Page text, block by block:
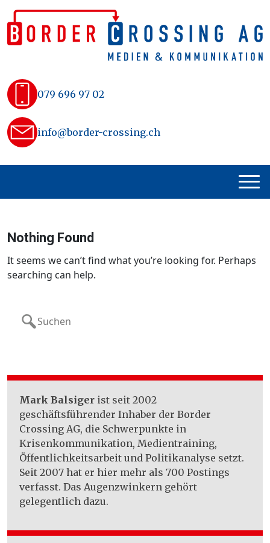
Skip
to
content
079 696 97 02
info@border-crossing.ch
Nothing Found
It seems we can’t find what you’re looking for. Perhaps
searching can help.
for:
Mark Balsiger ist seit 2002
geschäftsführender Inhaber der Border
Crossing AG, die Schwerpunkte in
Krisenkommunikation, Medientraining,
Öffentlichkeitsarbeit und Politikanalyse setzt.
Seit 2007 hat er hier mehr als 700 Postings
verfasst. Das Augenzwinkern gehört
gelegentlich dazu.